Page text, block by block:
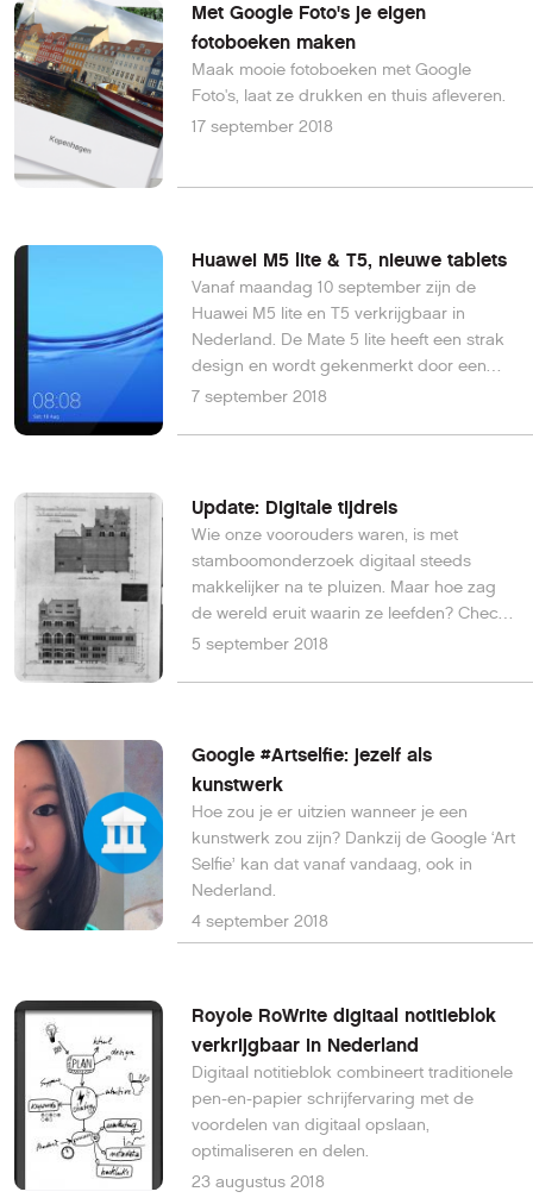
randapparatuur voor de PlayStation, zoals
geheugenkaarten, kan niet met de
PlayStation Classic worden gebruikt.
Met Google Foto's je eigen
fotoboeken maken
Maak mooie fotoboeken met Google
Foto's, laat ze drukken en thuis afleveren.
17 september 2018
Huawei M5 lite & T5, nieuwe tablets
Vanaf maandag 10 september zijn de
Huawei M5 lite en T5 verkrijgbaar in
Nederland. De Mate 5 lite heeft een strak
design en wordt gekenmerkt door een
sterke batterij, terwijl de T5 MediaPad
7 september 2018
Update: Digitale tijdreis
Wie onze voorouders waren, is met
stamboomonderzoek digitaal steeds
makkelijker na te pluizen. Maar hoe zag
de wereld eruit waarin ze leefden? Check
het online.
5 september 2018
Google #Artselfie: jezelf als
kunstwerk
Hoe zou je er uitzien wanneer je een
kunstwerk zou zijn? Dankzij de Google ‘Art
Selfie’ kan dat vanaf vandaag, ook in
Nederland.
4 september 2018
Royole RoWrite digitaal notitieblok
verkrijgbaar in Nederland
Digitaal notitieblok combineert traditionele
pen-en-papier schrijfervaring met de
voordelen van digitaal opslaan,
optimaliseren en delen.
23 augustus 2018